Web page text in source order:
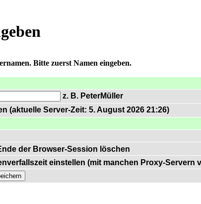
Bitte zuerst Namen eingeben.
z. B. PeterMüller
(aktuelle Server-Zeit: 5. August 2026 21:26)
der Browser-Session löschen
einstellen (mit manchen Proxy-Servern